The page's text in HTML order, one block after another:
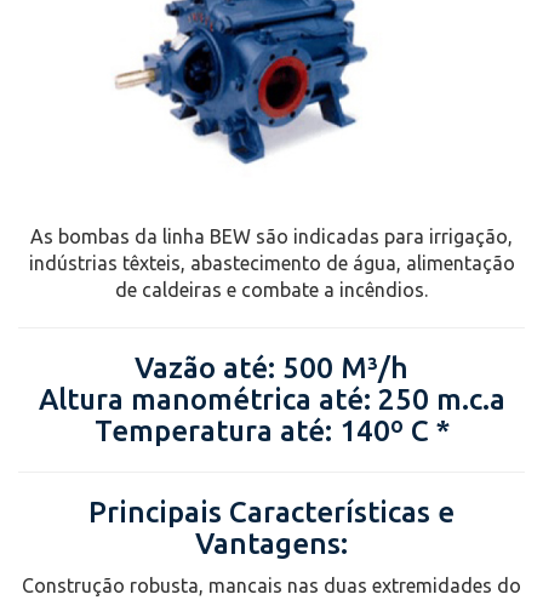
As bombas da linha BEW são indicadas para irrigação,
indústrias têxteis, abastecimento de água, alimentação
de caldeiras e combate a incêndios.
Vazão até: 500 M³/h
Altura manométrica até: 250 m.c.a
Temperatura até: 140º C *
Principais Características e
Vantagens:
Construção robusta, mancais nas duas extremidades do